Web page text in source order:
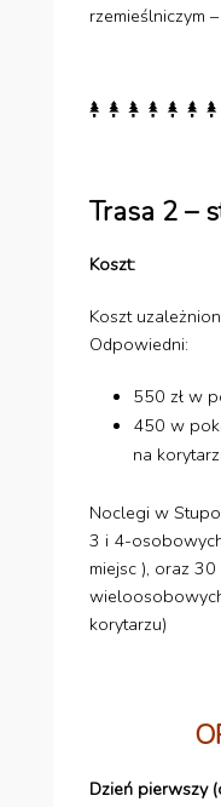
rzemieślniczym
Trasa 2 –
Koszt:
Koszt
Odpowiedni:
550 zł w
450 w
na
Noclegi w
3 i 4-osobowych
miejsc ), oraz
korytarzu)
Dzień pierwszy